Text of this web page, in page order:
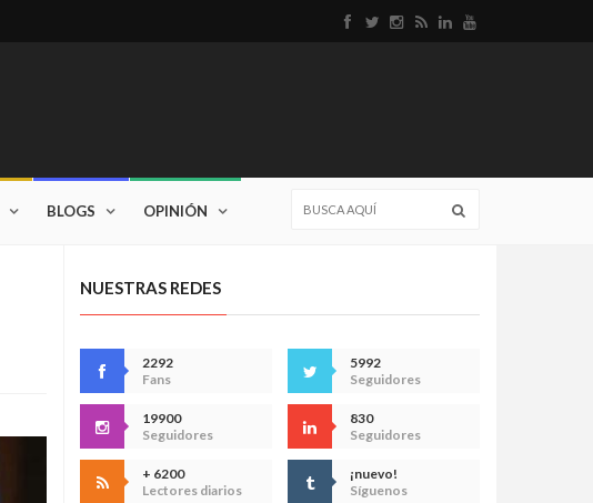
BLOGS OPINIÓN
NUESTRAS REDES
2292
Fans
5992
Seguidores
19900
Seguidores
830
Seguidores
+ 6200
Lectores diarios
¡nuevo!
Síguenos